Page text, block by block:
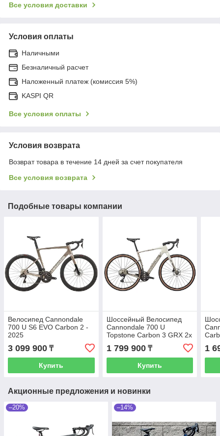
Все условия доставки
Условия оплаты
Наличными
Безналичный расчет
Наложенный платеж (комиссия 5%)
KASPI QR
Все условия оплаты
Условия возврата
Возврат товара в течение 14 дней за счет покупателя
Все условия возврата
Подобные товары компании
Велосипед Cannondale
700 U S6 EVO Carbon 2 -
2025
3 099 900 ₸
Купить
Шоссейный Велосипед
Cannondale 700 U
Topstone Carbon 3 GRX 2x
1 799 900₸
Купить
1
Акционные предложения и новинки
–20% –14%